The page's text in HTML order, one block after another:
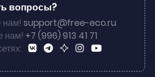
вопросы?
нам! support@free-eco.ru
нам! +7 (996) 913 41 71